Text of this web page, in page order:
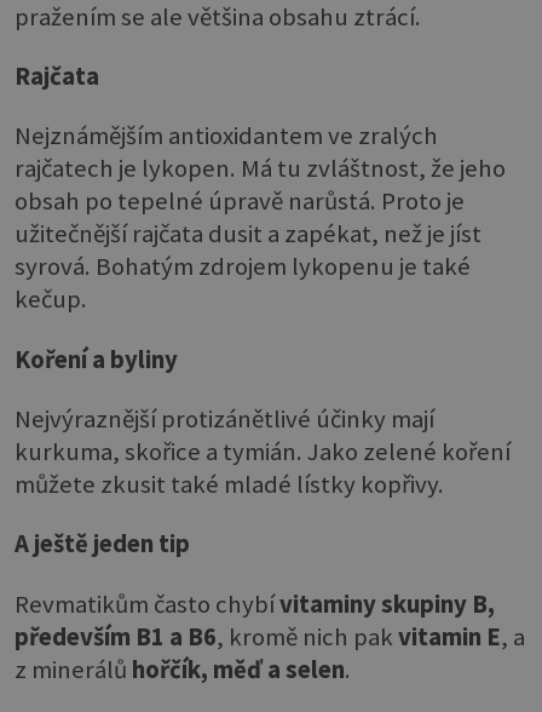
pražením se ale většina obsahu ztrácí.
Rajčata
Nejznámějším antioxidantem ve zralých
rajčatech je lykopen. Má tu zvláštnost, že jeho
obsah po tepelné úpravě narůstá. Proto je
užitečnější rajčata dusit a zapékat, než je jíst
syrová. Bohatým zdrojem lykopenu je také
kečup.
Koření a byliny
Nejvýraznější protizánětlivé účinky mají
kurkuma, skořice a tymián. Jako zelené koření
můžete zkusit také mladé lístky kopřivy.
A ještě jeden tip
Revmatikům často chybívitaminy skupiny B,
především B1 a B6, kromě nich pakvitamin E, a
z minerálů hořčík, měď a selen.